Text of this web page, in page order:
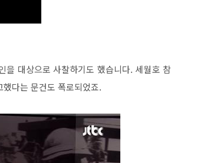
을 대상으로 사찰하기도 했습니다. 세월호 참
다는 문건도 폭로되었죠.